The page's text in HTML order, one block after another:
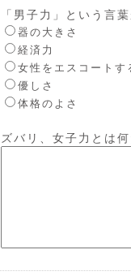
「男子力」という言
器の大きさ
経済力
女性をエスコートす
優しさ
体格のよさ
ズバリ、女子力とは